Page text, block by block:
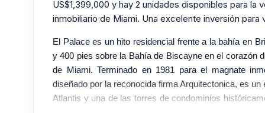
US$1,399,000 y hay 2 unidades disponibles para la
inmobiliario de Miami. Una excelente inversión para
El Palace es un hito residencial frente a la bahía en
y 400 pies sobre la Bahía de Biscayne en el corazón
de Miami. Terminado en 1981 para el magnate
diseñado por la reconocida firma Arquitectonica, es un
Atlantis y una de las torres de condominios